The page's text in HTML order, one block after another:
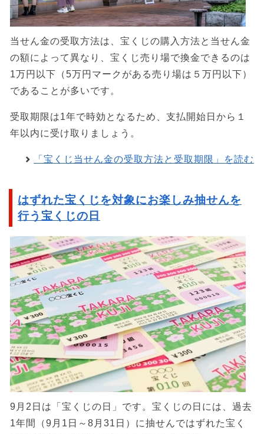
当せん金の受取方法は、宝くじの購入方法と当せん金
の額によって異なり、宝くじ売り場で換金できるのは
1万円以下（5万円マークがある売り場は５万円以下）
であることが多いです。
受取期限は1年で時効となるため、支払開始日から１
年以内に受け取りましょう。
「宝くじ当せん金の受取方法と受取期限」を読む
はずれた宝くじを対象にお楽しみ抽せんを
行う宝くじの日
9月2日は「宝くじの日」です。宝くじの日には、過去
1年間（9月1日～8月31日）に抽せんではずれた宝く